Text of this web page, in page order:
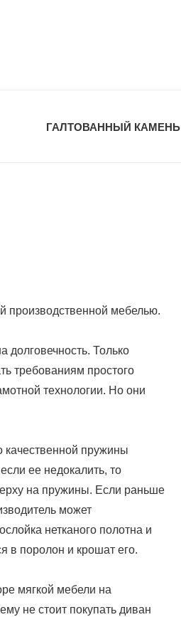
ГАЛТОВАННЫЙ КАМЕНЬ
производственной мебелью.
долговечность. Только
требованиям простого
технологии. Но они
качественной пружины
ее недокалить, то
на пружины. Если раньше
может
нетканого полотна и
в поролон и крошат его.
мягкой мебели на
не стоит покупать диван